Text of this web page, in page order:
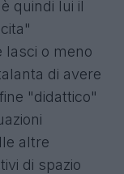
quindi lui il
lasci o meno
di avere
"didattico"
altre
di spazio